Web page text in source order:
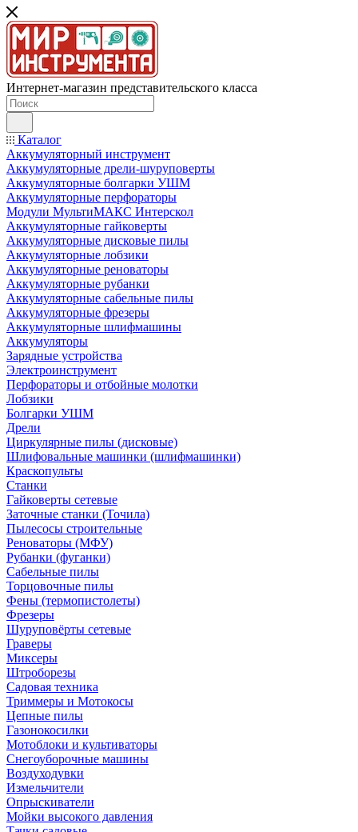
Интернет-магазин представительского класса
Каталог
Аккумуляторный инструмент
Аккумуляторные дрели-шуруповерты
Аккумуляторные болгарки УШМ
Аккумуляторные перфораторы
Модули МультиМАКС Интерскол
Аккумуляторные гайковерты
Аккумуляторные дисковые пилы
Аккумуляторные лобзики
Аккумуляторные реноваторы
Аккумуляторные рубанки
Аккумуляторные сабельные пилы
Аккумуляторные фрезеры
Аккумуляторные шлифмашины
Аккумуляторы
Зарядные устройства
Электроинструмент
Перфораторы и отбойные молотки
Лобзики
Болгарки УШМ
Дрели
Циркулярные пилы (дисковые)
Шлифовальные машинки (шлифмашинки)
Краскопульты
Станки
Гайковерты сетевые
Заточные станки (Точила)
Пылесосы строительные
Реноваторы (МФУ)
Рубанки (фуганки)
Сабельные пилы
Торцовочные пилы
Фены (термопистолеты)
Фрезеры
Шуруповёрты сетевые
Граверы
Миксеры
Штроборезы
Садовая техника
Триммеры и Мотокосы
Цепные пилы
Газонокосилки
Мотоблоки и культиваторы
Снегоуборочные машины
Воздуходувки
Измельчители
Опрыскиватели
Мойки высокого давления